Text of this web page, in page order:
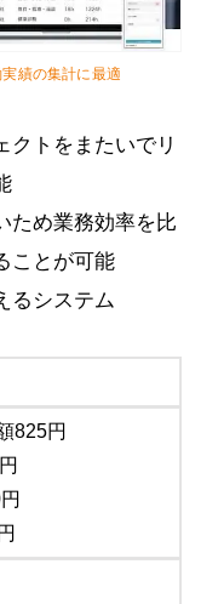
績の集計に最適
クトをまたいでリ
ため業務効率を比
ことが可能
るシステム
825円